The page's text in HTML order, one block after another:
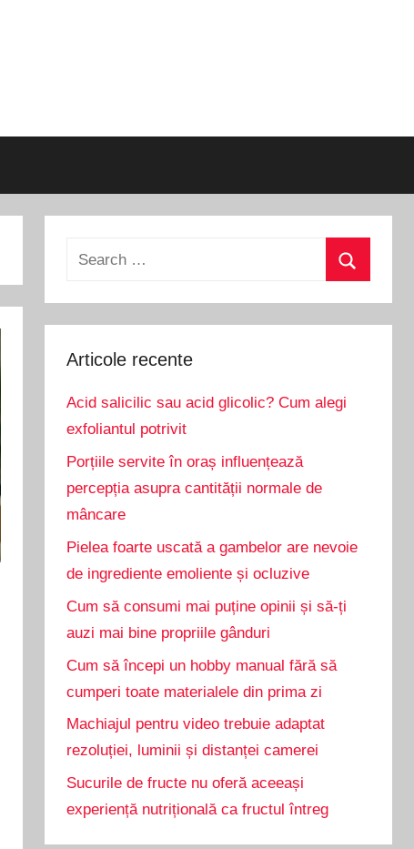
Search
Articole recente
Acid salicilic sau acid glicolic? Cum alegi
exfoliantul potrivit
Porțiile servite în oraș influențează
percepția asupra cantității normale de
mâncare
Pielea foarte uscată a gambelor are nevoie
de ingrediente emoliente și ocluzive
Cum să consumi mai puține opinii și să-ți
auzi mai bine propriile gânduri
Cum să începi un hobby manual fără să
cumperi toate materialele din prima zi
Machiajul pentru video trebuie adaptat
rezoluției, luminii și distanței camerei
Sucurile de fructe nu oferă aceeași
experiență nutrițională ca fructul întreg